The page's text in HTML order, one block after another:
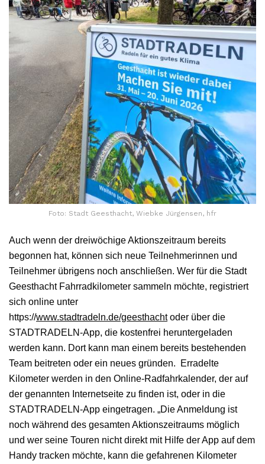
Foto: Stadt Geesthacht, Wiebke Jürgensen, hfr
Auch wenn der dreiwöchige Aktionszeitraum bereits
begonnen hat, können sich neue Teilnehmerinnen und
Teilnehmer übrigens noch anschließen. Wer für die Stadt
Geesthacht Fahrradkilometer sammeln möchte, registriert
sich online unter
https://www.stadtradeln.de/geesthachtoder über die
STADTRADELN-App, die kostenfrei heruntergeladen
werden kann. Dort kann man einem bereits bestehenden
Team beitreten oder ein neues gründen. Erradelte
Kilometer werden in den Online-Radfahrkalender, der auf
der genannten Internetseite zu finden ist, oder in die
STADTRADELN-App eingetragen. „Die Anmeldung ist
noch während des gesamten Aktionszeitraums möglich
und wer seine Touren nicht direkt mit Hilfe der App auf dem
Handy tracken möchte, kann die gefahrenen Kilometer